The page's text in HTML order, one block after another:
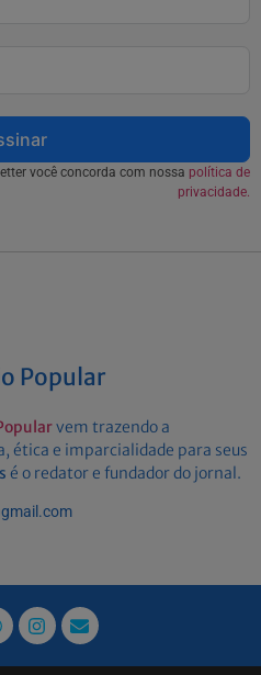
você concorda com nossa política de
privacidade.
Popular
vem trazendo a
ética e imparcialidade para seus
é o redator e fundador do jornal.